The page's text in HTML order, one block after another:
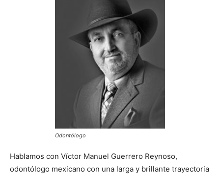
Odontólogo
Hablamos con Víctor Manuel Guerrero Reynoso,
odontólogo mexicano con una larga y brillante trayectoria